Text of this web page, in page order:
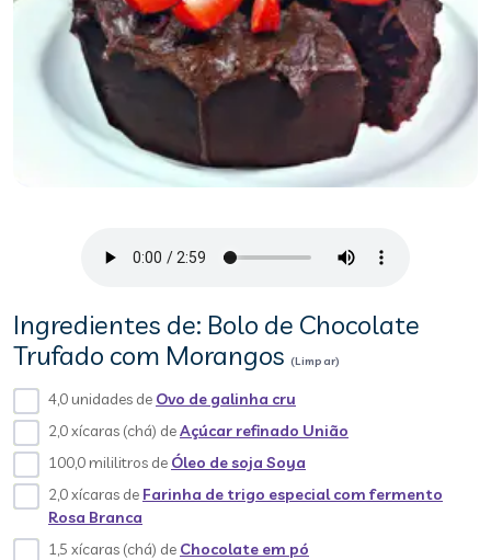
Ingredientes de: Bolo de Chocolate
Trufado com Morangos (Limpar)
4,0 unidades de Ovo de galinha cru
2,0 xícaras (chá) deAçúcar refinado União
100,0 mililitros de Óleo de soja Soya
2,0 xícaras de Farinha de trigo especial com fermento
Rosa Branca
1,5 xícaras (chá) de Chocolate em pó